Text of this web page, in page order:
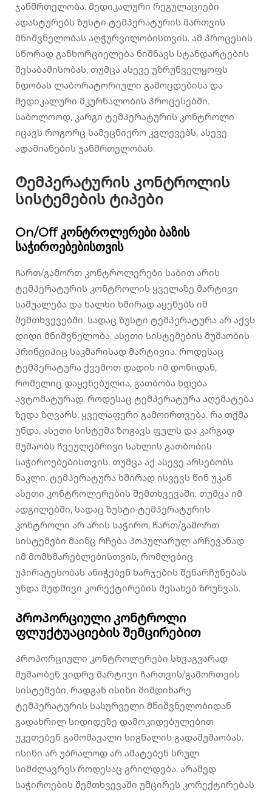
ჯანმრთელობა. მედიკალური რეგულაციები
ადასტურებს ზუსტი ტემპერატურის მართვის
მნიშვნელობას აღჭურვილობისთვის. ამ პროცესის
სწორად განხორციელება ნიშნავს სტანდარტების
შესაბამისობას, თუმცა ასევე უზრუნველყოფს
ნდობას ლაბორატორიული გამოცდებისა და
მედიკალური მკურნალობის პროცესებში.
საბოლოოდ, კარგი ტემპერატურის კონტროლი
იცავს როგორც სამეცნიერო კვლევებს, ასევე
ადამიანების ჯანმრთელობას.
Ტემპერატურის კონტროლის
სისტემების ტიპები
On/Off კონტროლერები ბაზის
საჭიროებებისთვის
Ჩართ/გამორთ კონტროლერები საბით არის
ტემპერატურის კონტროლის ყველაზე მარტივი
საშუალება და ხალხი ხშირად აყენებს იმ
შემთხვევებში, სადაც ზუსტი ტემპერატურა არ აქვს
დიდი მნიშვნელობა. ასეთი სისტემების მუშაობის
პრინციპიც საკმარისად მარტივია. როდესაც
ტემპერატურა ქვემოთ დადის იმ დონიდან,
რომელიც დაყენებულია, გათბობა ხდება
ავტომატურად. როდესაც ტემპერატურა აღემატება
ზედა ზღვარს, ყველაფერი გამოირთვება. რა თქმა
უნდა, ასეთი სისტემა ზოგავს ფულს და კარგად
მუშაობს ჩვეულებრივი სახლის გათბობის
საჭიროებებისთვის. თუმცა აქ ასევე არსებობს
ნაკლი. ტემპერატურა ხშირად ისვევს წინ უკან
ასეთი კონტროლერების შემთხვევაში. თუმცა იმ
ადგილებში, სადაც ზუსტი ტემპერატურის
კონტროლი არ არის საჭირო, ჩართ/გამორთ
სისტემები მაინც რჩება პოპულარულ არჩევანად
იმ მომხმარებლებისთვის, რომლებიც
უპირატესობას ანიჭებენ ხარჯების შენარჩუნებას
უნდა მუდმივი კორექტირების შესახებ ზრუნვას.
Პროპორციული კონტროლი
ფლუქტუაციების შემცირებით
Პროპორციული კონტროლერები სხვაგვარად
მუშაობენ ვიდრე მარტივი ჩართვის/გამორთვის
სისტემები, რადგან ისინი მიმდინარე
ტემპერატურის სასურველი მნიშვნელობიდან
გადახრილ სიდიდეზე დამოკიდებულებით
უკეთებენ გამომავალი სიგნალის გადამუშაობას.
ისინი არ უბრალოდ არ ამატებენ სრულ
სიმძლავრეს როდესაც გრილდება, არამედ
საჭიროების შემთხვევაში უმცირეს კორექტირებას